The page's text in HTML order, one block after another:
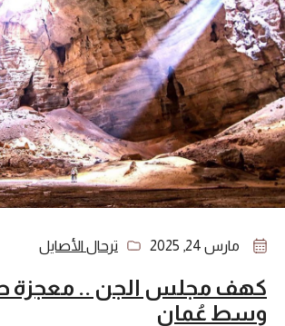
مارس 24, 2025 ترحال الأصايل
كهف مجلس الجن .. معجزة
وسط عُمان